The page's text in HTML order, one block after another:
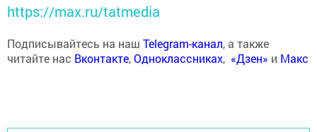
https://max.ru/tatmedia
Подписывайтесь на наш Telegram-канал, а также
читайте нас Вконтакте,Одноклассниках, «Дзен» и Макс